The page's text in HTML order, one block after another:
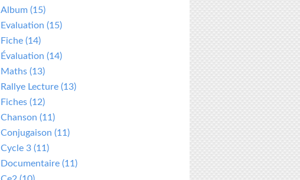
Album (15)
Evaluation (15)
Fiche (14)
Évaluation (14)
Maths (13)
Rallye Lecture (13)
Fiches (12)
Chanson (11)
Conjugaison (11)
Cycle 3 (11)
Documentaire (11)